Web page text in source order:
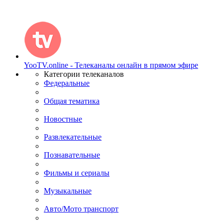
YooTV.online - Телеканалы онлайн в прямом эфире
Категории телеканалов
Федеральные
Общая тематика
Новостные
Развлекательные
Познавательные
Фильмы и сериалы
Музыкальные
Авто/Мото транспорт